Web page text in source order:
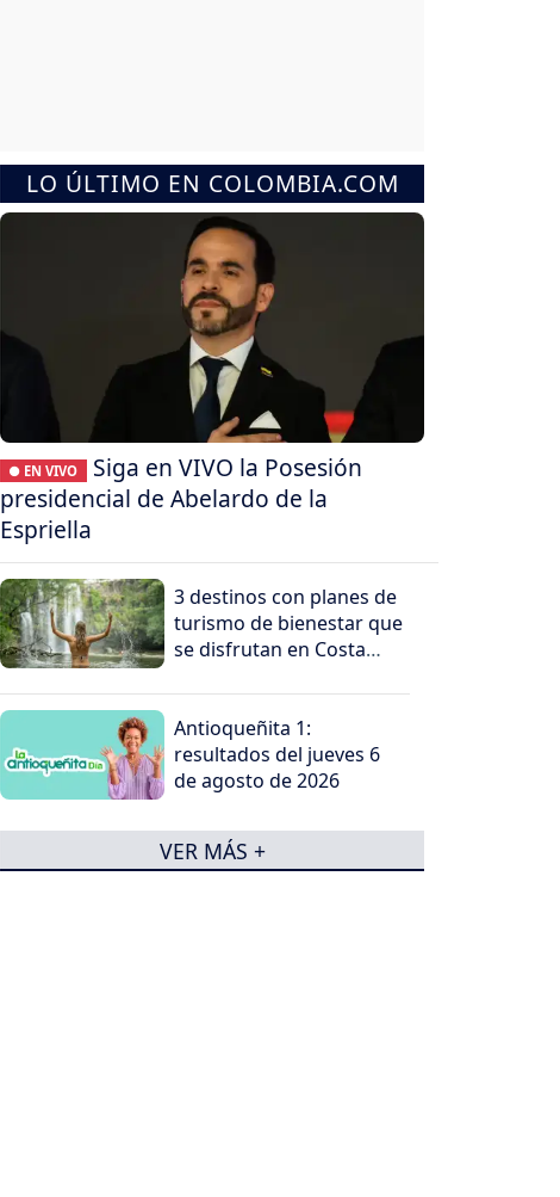
LO ÚLTIMO EN COLOMBIA.COM
● EN VIVO
Siga en VIVO la Posesión
presidencial de Abelardo de la
Espriella
3 destinos con planes de
turismo de bienestar que
se disfrutan en Costa
Antioqueñita 1:
resultados del jueves 6
de agosto de 2026
VER MÁS +